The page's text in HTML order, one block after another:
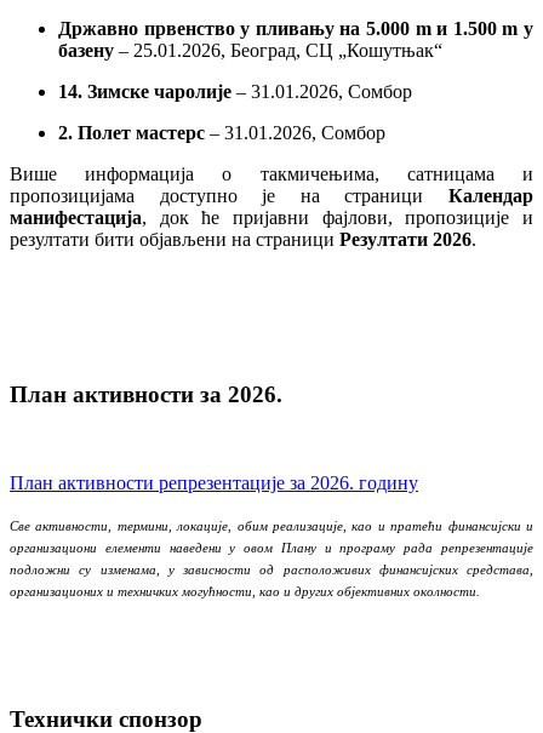
Државно првенство у пливању на 5.000 m и 1.500 m у
базену – 25.01.2026, Београд, СЦ „Кошутњак“
14. Зимске чаролије – 31.01.2026, Сомбор
2. Полет мастерс – 31.01.2026, Сомбор
Више информација о такмичењима, сатницама и
пропозицијама доступно је на страници Календар
манифестација, док ће пријавни фајлови, пропозиције и
резултати бити објављени на страници Резултати 2026.
План активности за 2026.
План активности репрезентације за 2026. годину
Све активности, термини, локације, обим реализације, као и пратећи финансијски и
организациони елементи наведени у овом Плану и програму рада репрезентације
подложни су изменама, у зависности од расположивих финансијских средстава,
организационих и техничких могућности, као и других објективних околности.
Технички спонзор